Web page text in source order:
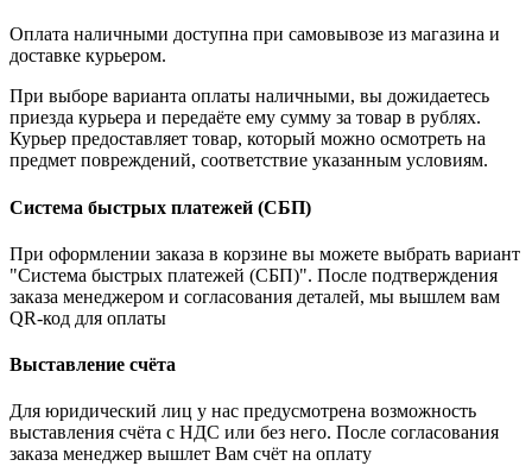
Оплата наличными доступна при самовывозе из магазина и
доставке курьером.
При выборе варианта оплаты наличными, вы дожидаетесь
приезда курьера и передаёте ему сумму за товар в рублях.
Курьер предоставляет товар, который можно осмотреть на
предмет повреждений, соответствие указанным условиям.
Система быстрых платежей (СБП)
При оформлении заказа в корзине вы можете выбрать вариант
"Система быстрых платежей (СБП)". После подтверждения
заказа менеджером и согласования деталей, мы вышлем вам
QR-код для оплаты
Выставление счёта
Для юридический лиц у нас предусмотрена возможность
выставления счёта с НДС или без него. После согласования
заказа менеджер вышлет Вам счёт на оплату